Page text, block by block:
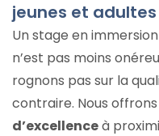
jeunes et adultes
Un stage en
n’est pas moins
rognons pas sur la
contraire. Nous
d’excellenceà